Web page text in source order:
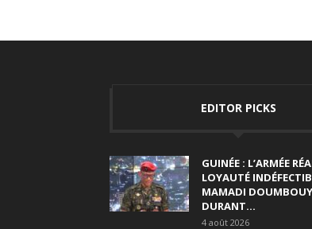
EDITOR PICKS
GUINÉE : L’ARMÉE
LOYAUTÉ
MAMADI
DURANT...
4 août 2026